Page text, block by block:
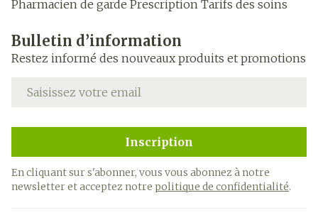
Pharmacien de garde Prescription Tarifs des soins
Bulletin d’information
Restez informé des nouveaux produits et promotions
Adresse mail
Inscription
En cliquant sur s'abonner, vous vous abonnez à notre
newsletter et acceptez notre politique de confidentialité.